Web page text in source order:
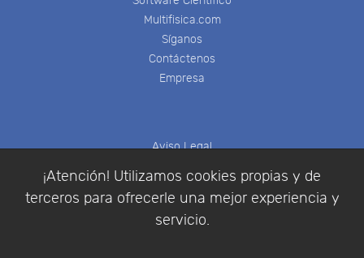
¡Atención! Utilizamos cookies propias y de
terceros para ofrecerle una mejor experiencia y
servicio.
Multifisica.com
Síganos
Contáctenos
Empresa
Aviso Legal
Política de Privacidad
Condiciones de compra
Identificarse